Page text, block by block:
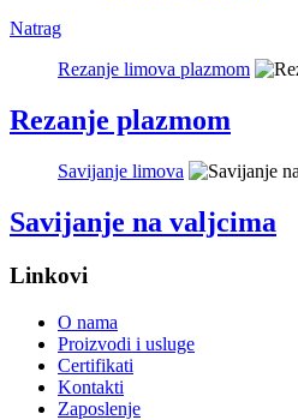
Natrag
Rezanje limova plazmom
Rezanje plazmom
Savijanje limova
Savijanje na valjcima
Linkovi
O nama
Proizvodi i usluge
Certifikati
Kontakti
Zaposlenje